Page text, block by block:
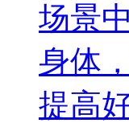
场景
身体
提高